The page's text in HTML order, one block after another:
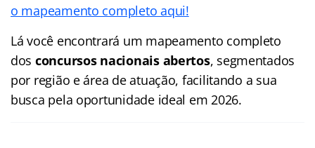
o mapeamento completo aqui!
Lá você encontrará um mapeamento completo
dos concursos nacionais abertos, segmentados
por região e área de atuação, facilitando a sua
busca pela oportunidade ideal em 2026.